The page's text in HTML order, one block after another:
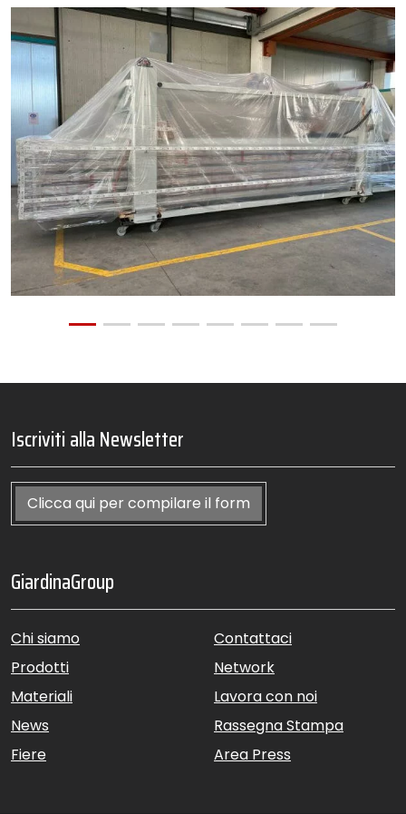
Iscriviti alla Newsletter
Clicca qui per compilare il form
GiardinaGroup
Chi siamo
Prodotti
Materiali
News
Fiere
Contattaci
Network
Lavora con noi
Rassegna Stampa
Area Press